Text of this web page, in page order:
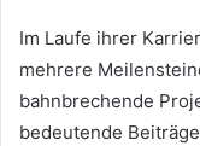
Im Laufe ihrer
mehrere
bahnbrechende
bedeutende